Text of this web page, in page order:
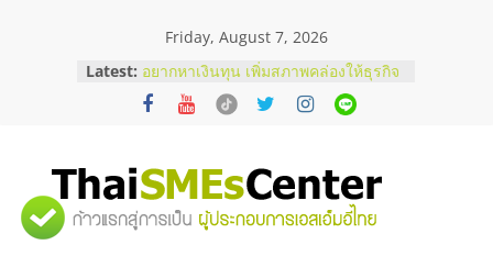
Friday, August 7, 2026
Latest:
บริษัท Cybersecurity ในไทยที่ไหนดี?
วิธีเลือกผู้ให้บริการให้คุ้มค่าและตอบ
โจทย์ธุรกิจ
อยากหาเงินทุน เพิ่มสภาพคล่องให้ธุรกิจ
บริการน้ำมัน Shell
สัมมนาลงทุน แฟรนไชส์ยอนนี่
ThaiFranchise Meet Up จับคู่แฟรน
"ศูนย์